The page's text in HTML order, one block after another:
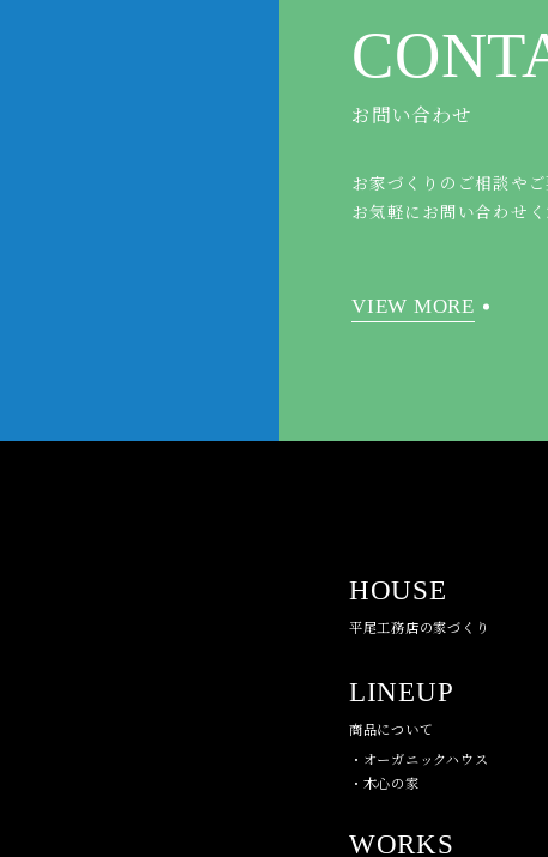
お問い合わせ
お家づくりのご相談や
お気軽にお問い合わせ
VIEW MORE
HOUSE
平尾工務店の家づくり
LINEUP
商品について
・オーガニックハウス
・木心の家
WORKS